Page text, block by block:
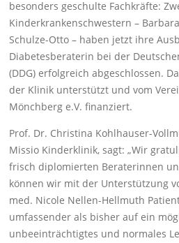
besonders geschulte Fachkräfte:
Kinderkrankenschwestern –
Schulze-Otto – haben jetzt ihre
Diabetesberaterin bei der
(DDG) erfolgreich abgeschlossen.
der Klinik unterstützt und vom
Mönchberg e.V. finanziert.
Prof. Dr. Christina Kohlhauser-
Missio Kinderklinik, sagt: „Wir
frisch diplomierten Beraterinnen
können wir mit der Unterstützung
med. Nicole Nellen-Hellmuth
umfassender als bisher auf ein
unbeeinträchtigtes und normales